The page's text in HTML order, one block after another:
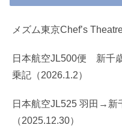
メズム東京Chef’s
日本航空JL500便 新千
乗記（2026.1.2）
日本航空JL525 羽田→
（2025.12.30）